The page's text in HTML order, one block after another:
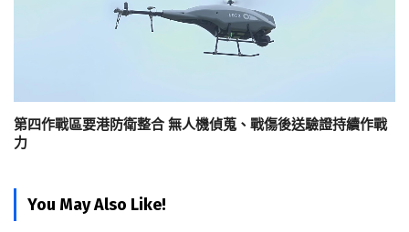
第四作戰區要港防衛整合 無人機偵蒐、戰傷後送驗證持續作戰
力
You May Also Like!